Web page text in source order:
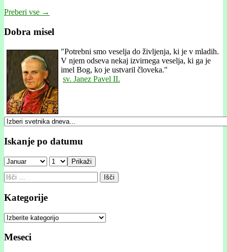
Preberi vse →
Dobra misel
"Potrebni smo veselja do življenja, ki je v mladih.
V njem odseva nekaj izvirnega veselja, ki ga je
imel Bog, ko je ustvaril človeka."
sv. Janez Pavel II.
Iskanje po datumu
Prikaži
Išči:
Kategorije
Kategorije
Meseci